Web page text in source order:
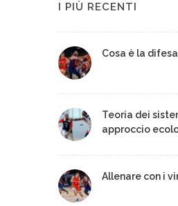
I PIÙ RECENTI
Cosa è la
Teoria dei
approccio
Allenare con i